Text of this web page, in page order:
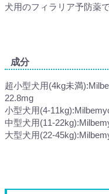
犬用のフィラリア予防薬で
成分
超小型犬用(4kg未満
22.8mg
小型犬用(4-
中型犬用(11-
大型犬用(22-